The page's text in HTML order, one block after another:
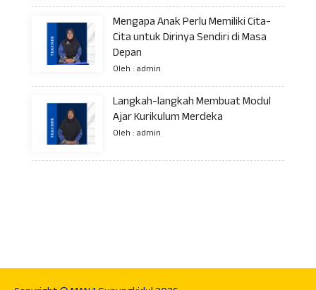
Mengapa Anak Perlu Memiliki Cita-
Cita untuk Dirinya Sendiri di Masa
Depan
Oleh : admin
Langkah-langkah Membuat Modul
Ajar Kurikulum Merdeka
Oleh : admin